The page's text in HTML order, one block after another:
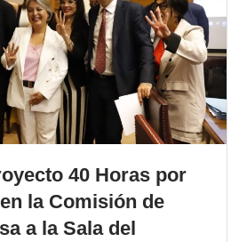
40 Horas por
la Comisión de
a la Sala del